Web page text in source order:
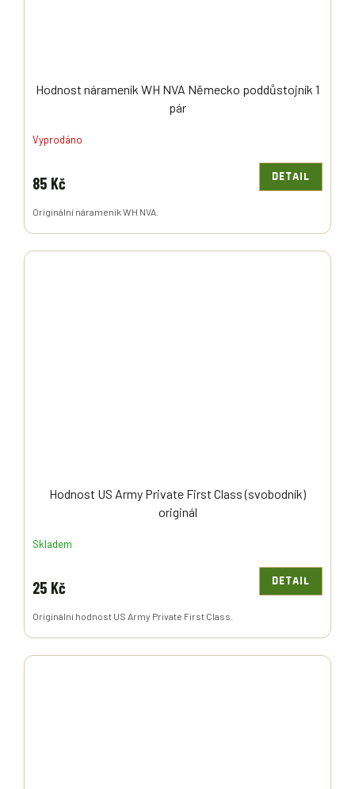
Hodnost nárameník WH NVA Německo poddůstojník 1
pár
Vyprodáno
85 Kč DETAIL
Originální nárameník WH NVA.
Hodnost US Army Private First Class (svobodník)
originál
Skladem
25 Kč DETAIL
Originální hodnost US Army Private First Class.